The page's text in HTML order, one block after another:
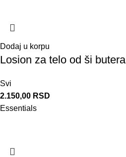
Dodaj u korpu
Losion za telo od ši butera
Svi
2.150,00 RSD
Essentials